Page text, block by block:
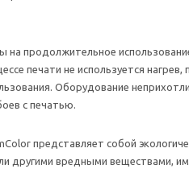
продолжительное
печати не используется
Оборудование
с печатью.
представляет собой
другими вредными веществами,